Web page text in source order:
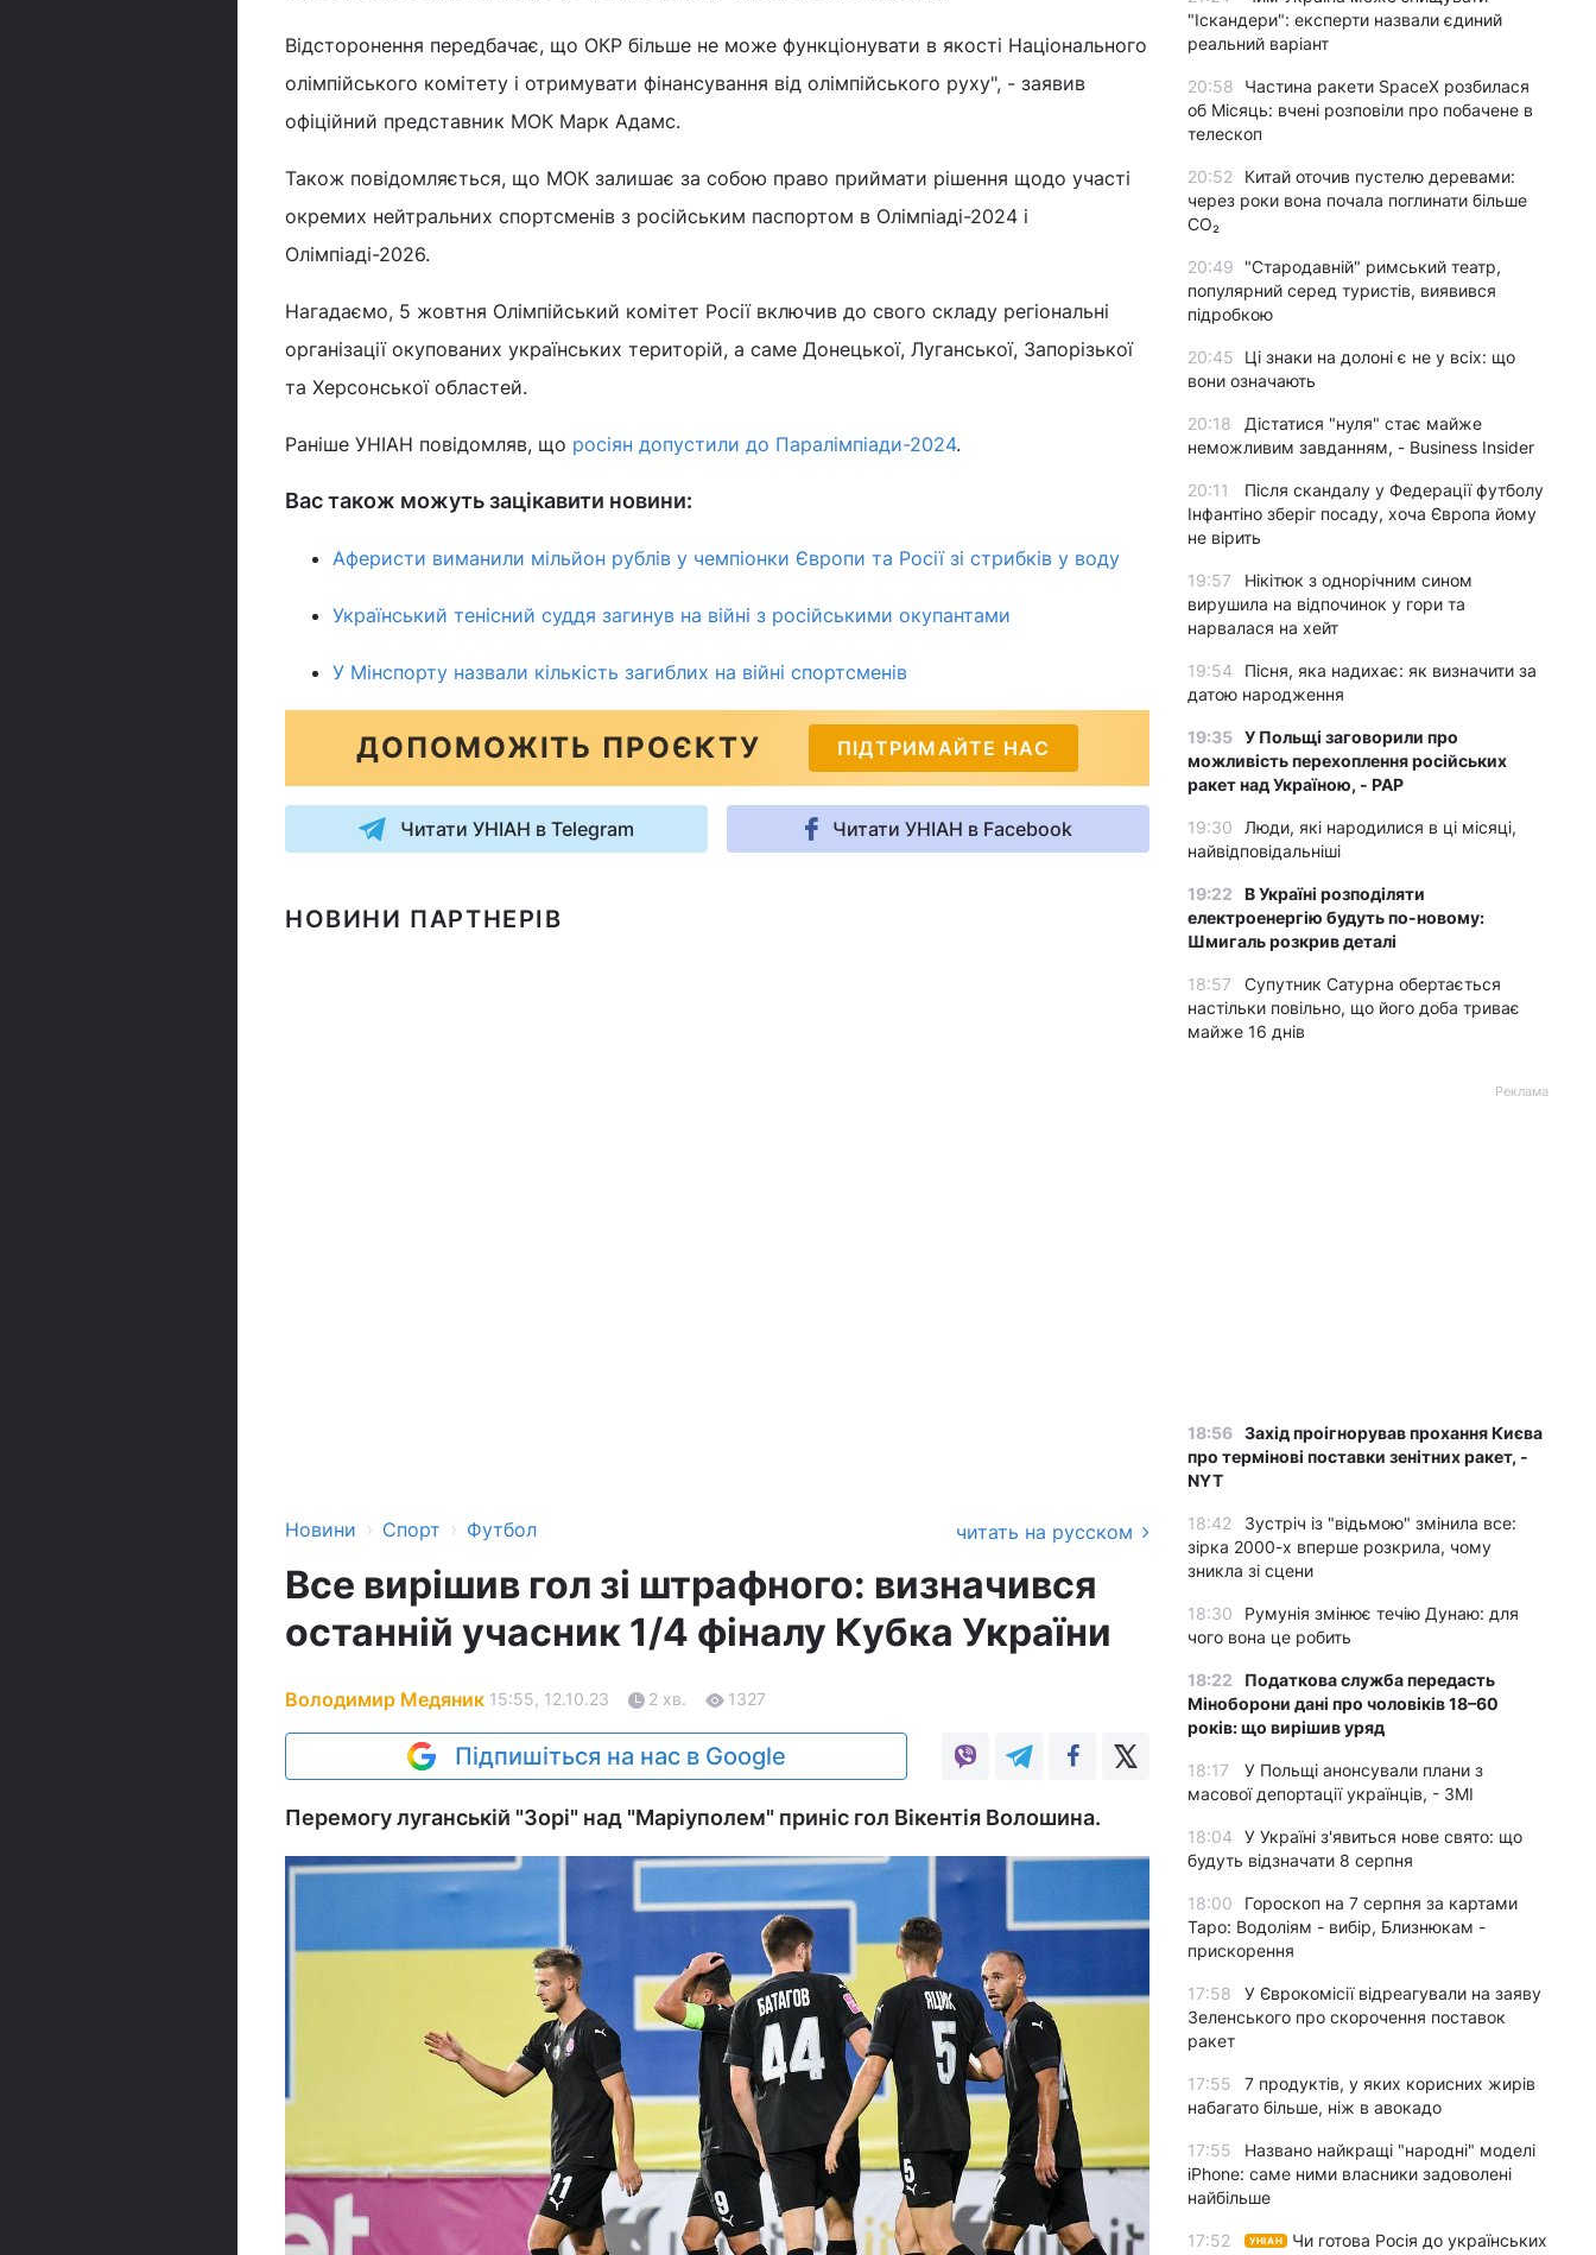
Відсторонення передбачає, що ОКР більше не може функціонувати в якості Національного
олімпійського комітету і отримувати фінансування від олімпійського руху", - заявив
офіційний представник МОК Марк Адамс.
Також повідомляється, що МОК залишає за собою право приймати рішення щодо участі
окремих нейтральних спортсменів з російським паспортом в Олімпіаді-2024 і
Олімпіаді-2026.
Нагадаємо, 5 жовтня Олімпійський комітет Росії включив до свого складу регіональні
організації окупованих українських територій, а саме Донецької, Луганської, Запорізької
та Херсонської областей.
Раніше УНІАН повідомляв, що росіян допустили до Паралімпіади-2024.
Вас також можуть зацікавити новини:
Аферисти виманили мільйон рублів у чемпіонки Європи та Росії зі стрибків у воду
Український тенісний суддя загинув на війні з російськими окупантами
У Мінспорту назвали кількість загиблих на війні спортсменів
ДОПОМОЖІТЬ ПРОЄКТУ ПІДТРИМАЙТЕ НАС
Читати УНІАН в Telegram Читати УНІАН в Facebook
НОВИНИ ПАРТНЕРІВ
Новини › Спорт › Футбол читать на русском
Все вирішив гол зі штрафного: визначився
останній учасник 1/4 фіналу Кубка України
Володимир Медяник 15:55, 12.10.23 2 хв. 1327
Підпишіться на нас в Google
Перемогу луганській "Зорі" над "Маріуполем" приніс гол Вікентія Волошина.
"Іскандери": експерти назвали єдиний
реальний варіант
20:58
Частина ракети SpaceX розбилася
об Місяць: вчені розповіли про побачене в
телескоп
20:52
Китай оточив пустелю деревами:
через роки вона почала поглинати більше
CO₂
20:49
"Стародавній" римський театр,
популярний серед туристів, виявився
підробкою
20:45
Ці знаки на долоні є не у всіх: що
вони означають
20:18
Дістатися "нуля" стає майже
неможливим завданням, - Business Insider
20:11
Після скандалу у Федерації футболу
Інфантіно зберіг посаду, хоча Європа йому
не вірить
19:57
Нікітюк з однорічним сином
вирушила на відпочинок у гори та
нарвалася на хейт
19:54
Пісня, яка надихає: як визначити за
датою народження
19:35 У Польщі заговорили про
можливість перехоплення російських
ракет над Україною, - PAP
19:30
Люди, які народилися в ці місяці,
найвідповідальніші
19:22
В Україні розподіляти
електроенергію будуть по-новому:
Шмигаль розкрив деталі
18:57
Супутник Сатурна обертається
настільки повільно, що його доба триває
майже 16 днів
Реклама
18:56 Захід проігнорував прохання Києва
про термінові поставки зенітних ракет, -
NYT
18:42
Зустріч із "відьмою" змінила все:
зірка 2000-х вперше розкрила, чому
зникла зі сцени
18:30
Румунія змінює течію Дунаю: для
чого вона це робить
18:22
Податкова служба передасть
Міноборони дані про чоловіків 18–60
років: що вирішив уряд
18:17
У Польщі анонсували плани з
масової депортації українців, - ЗМІ
18:04
У Україні з'явиться нове свято: що
будуть відзначати 8 серпня
18:00
Гороскоп на 7 серпня за картами
Таро: Водоліям - вибір, Близнюкам -
прискорення
17:58
У Єврокомісії відреагували на заяву
Зеленського про скорочення поставок
ракет
17:55
7 продуктів, у яких корисних жирів
набагато більше, ніж в авокадо
17:55
Названо найкращі "народні" моделі
iPhone: саме ними власники задоволені
найбільше
17:52 УНІАН
Чи готова Росія до українських